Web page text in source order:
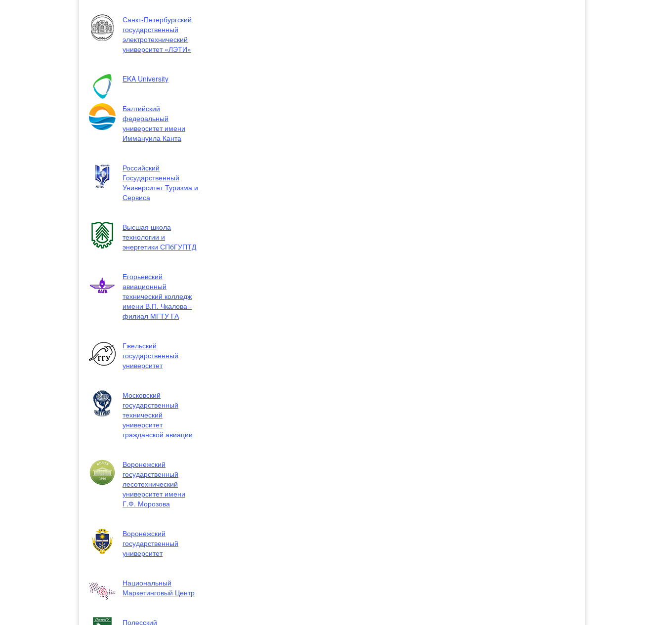
Санкт-Петербургский
государственный
электротехнический
университет «ЛЭТИ»
EKA University
Балтийский
федеральный
университет имени
Иммануила Канта
Российский
Государственный
Университет Туризма и
Сервиса
Высшая школа
технологии и
энергетики СПбГУПТД
Егорьевский
авиационный
технический колледж
имени В.П. Чкалова -
филиал МГТУ ГА
Гжельский
государственный
университет
Московский
государственный
технический
университет
гражданской авиации
Воронежский
государственный
лесотехнический
университет имени
Г.Ф. Морозова
Воронежский
государственный
университет
Национальный
Маркетинговый Центр
Полесский